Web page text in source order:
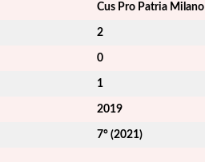
Cus Pro Patria Milano
2
0
1
2019
7° (2021)